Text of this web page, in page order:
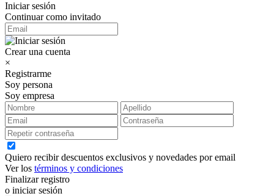
Iniciar sesión
Continuar como invitado
Crear una cuenta
×
Registrarme
Soy persona
Soy empresa
Quiero recibir descuentos exclusivos y novedades por email
Ver los términos y condiciones
Finalizar registro
o iniciar sesión